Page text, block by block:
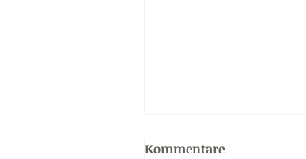
Kommentare